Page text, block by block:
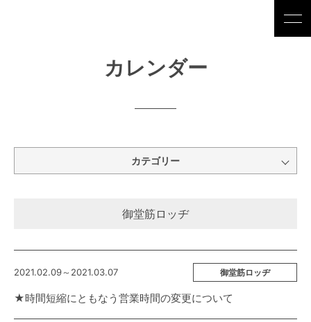
カレンダー
カテゴリー
御堂筋ロッヂ
2021.02.09～2021.03.07 御堂筋ロッヂ
★時間短縮にともなう営業時間の変更について